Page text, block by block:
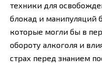
техники для
блокад и манипуляций
которые могли бы в
обороту алкоголя и
страх перед знанием